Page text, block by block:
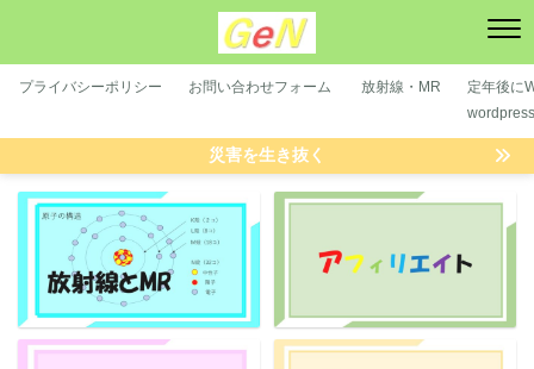
プライバシーポリシー お問い合わせフォーム 放射線・MR
定年後に
災害を生き抜く